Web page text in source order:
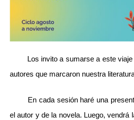
Los invito a sumarse a este viaje
autores que marcaron nuestra
En cada sesión haré una
el autor y de la novela. Luego, vendrá